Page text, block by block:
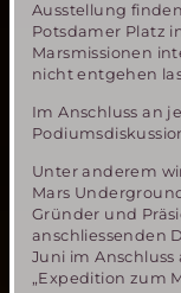
Ausstellung
Potsdamer Platz
Marsmissionen
nicht entgehen
Im Anschluss an
Unter anderem
Mars
Gründer und
anschliessenden
Juni im Anschluss
„Expedition zum